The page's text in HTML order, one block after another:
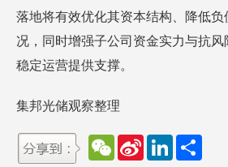
落地将有效优化其资本结构、降低
况，同时增强子公司资金实力与抗
稳定运营提供支撑。
集邦光储观察整理
W
e
S
L